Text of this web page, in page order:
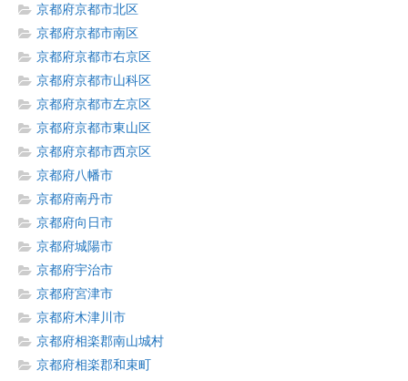
京都府京都市北区
京都府京都市南区
京都府京都市右京区
京都府京都市山科区
京都府京都市左京区
京都府京都市東山区
京都府京都市西京区
京都府八幡市
京都府南丹市
京都府向日市
京都府城陽市
京都府宇治市
京都府宮津市
京都府木津川市
京都府相楽郡南山城村
京都府相楽郡和束町